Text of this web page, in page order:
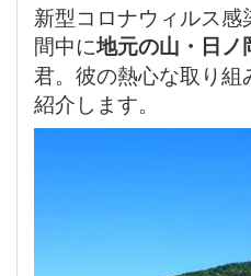
新型コロナウィルス
間中に地元の山・日ノ
君。彼の熱心な取り組
紹介します。